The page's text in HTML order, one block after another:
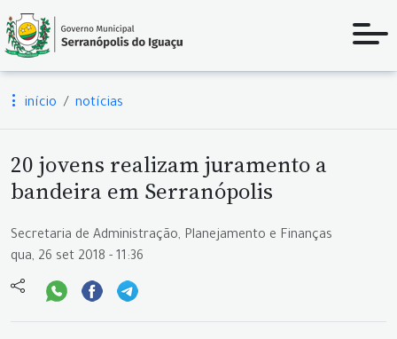
início notícias
20 jovens realizam juramento a
bandeira em Serranópolis
Secretaria de Administração, Planejamento e Finanças
qua, 26 set 2018 - 11:36